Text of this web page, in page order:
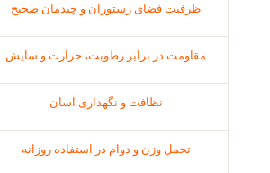
ظرفیت فضای رستوران و چیدمان صحیح
مقاومت در برابر رطوبت، حرارت و سایش
نظافت و نگهداری آسان
تحمل وزن و دوام در استفاده روزانه